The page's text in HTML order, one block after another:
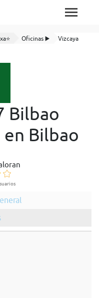
Oficinas ▶️
Vizcaya
Bilbao
en Bilbao